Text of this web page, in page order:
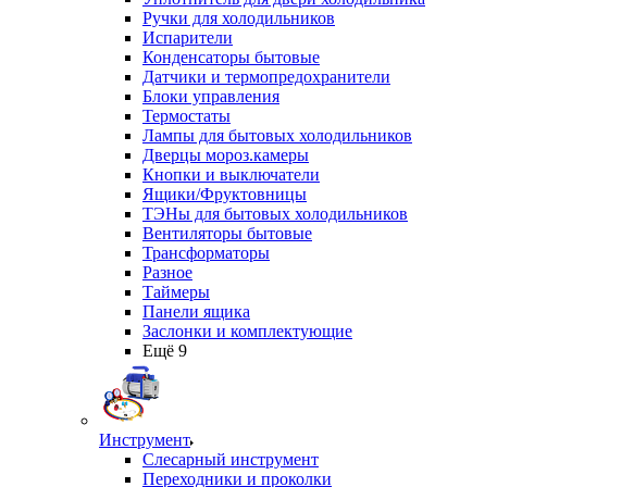
Ручки для холодильников
Испарители
Конденсаторы бытовые
Датчики и термопредохранители
Блоки управления
Термостаты
Лампы для бытовых холодильников
Дверцы мороз.камеры
Кнопки и выключатели
Ящики/Фруктовницы
ТЭНы для бытовых холодильников
Вентиляторы бытовые
Трансформаторы
Разное
Таймеры
Панели ящика
Заслонки и комплектующие
Ещё 9
Инструмент
Слесарный инструмент
Переходники и проколки